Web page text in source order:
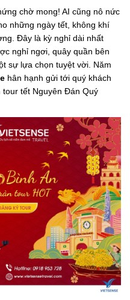
chờ mong! AI cũng nô nức
những ngày tết, không khí
Đây là kỳ nghỉ dài nhất
nghỉ ngơi, quây quần bên
sự lựa chọn tuyệt vời. Năm
hân hạnh gửi tới quý khách
tết Nguyên Đán Quý